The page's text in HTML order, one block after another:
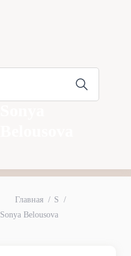
Главная
S
Sonya Belousova